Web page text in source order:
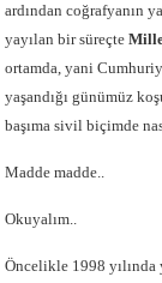
ardından coğrafyanın
yayılan bir süreçte
ortamda, yani
yaşandığı günümüz
başıma sivil biçimde
Madde madde..
Okuyalım..
Öncelikle 1998 yılında